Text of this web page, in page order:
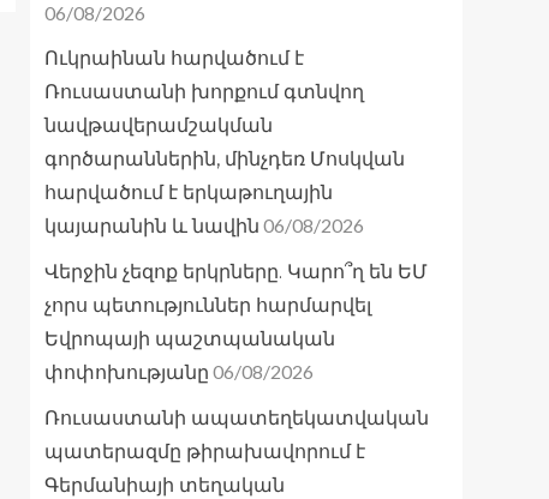
06/08/2026
Ուկրաինան հարվածում է
Ռուսաստանի խորքում գտնվող
նավթավերամշակման
գործարաններին, մինչդեռ Մոսկվան
հարվածում է երկաթուղային
կայարանին և նավին 06/08/2026
Վերջին չեզոք երկրները. Կարո՞ղ են ԵՄ
չորս պետություններ հարմարվել
Եվրոպայի պաշտպանական
փոփոխությանը 06/08/2026
Ռուսաստանի ապատեղեկատվական
պատերազմը թիրախավորում է
Գերմանիայի տեղական